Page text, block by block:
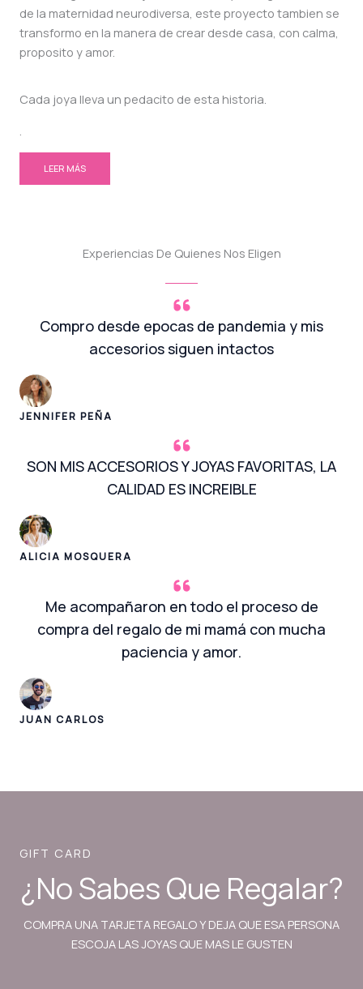
de la maternidad neurodiversa, este proyecto tambien se
transformo en la manera de crear desde casa, con calma,
proposito y amor.
Cada joya lleva un pedacito de esta historia.
.
LEER MÁS
Experiencias De Quienes Nos Eligen
Compro desde epocas de pandemia y mis
accesorios siguen intactos
JENNIFER PEÑA
SON MIS ACCESORIOS Y JOYAS FAVORITAS, LA
CALIDAD ES INCREIBLE
ALICIA MOSQUERA
Me acompañaron en todo el proceso de
compra del regalo de mi mamá con mucha
paciencia y amor.
JUAN CARLOS
GIFT CARD
¿No Sabes Que Regalar?
COMPRA UNA TARJETA REGALO Y DEJA QUE ESA PERSONA
ESCOJA LAS JOYAS QUE MAS LE GUSTEN